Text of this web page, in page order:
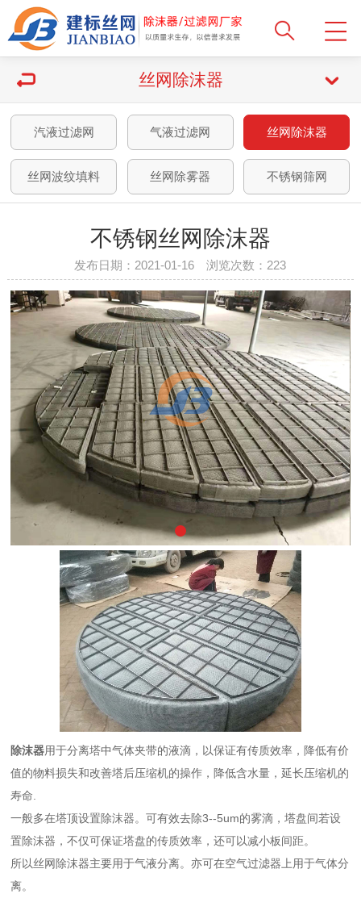
丝网除沫器
汽液过滤网 气液过滤网 丝网除沫器
丝网波纹填料 丝网除雾器 不锈钢筛网
不锈钢丝网除沫器
发布日期：2021-01-16 浏览次数： 223
除沫器用于分离塔中气体夹带的液滴，以保证有传质效率，降低有价
值的物料损失和改善塔后压缩机的操作，降低含水量，延长压缩机的
寿命.
一般多在塔顶设置除沫器。可有效去除3--5um的雾滴，塔盘间若设
置除沫器，不仅可保证塔盘的传质效率，还可以减小板间距。
所以丝网除沫器主要用于气液分离。亦可在空气过滤器上用于气体分
离。